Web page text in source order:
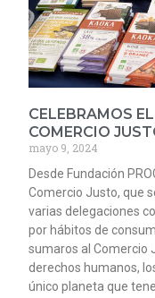
CELEBRAMOS
COMERCIO
mayo 9, 2024
Desde Fundación
Comercio Justo, que
varias delegaciones
por hábitos de
sumaros al Comercio
derechos humanos,
único planeta que